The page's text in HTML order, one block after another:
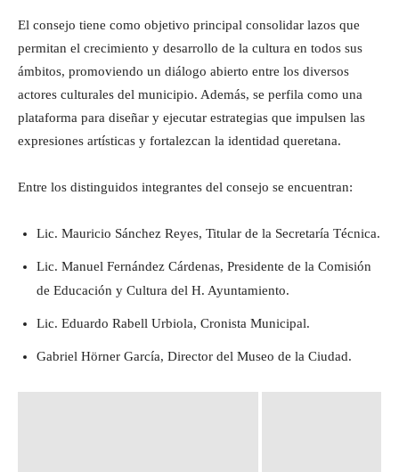
El consejo tiene como objetivo principal consolidar lazos que
permitan el crecimiento y desarrollo de la cultura en todos sus
ámbitos, promoviendo un diálogo abierto entre los diversos
actores culturales del municipio. Además, se perfila como una
plataforma para diseñar y ejecutar estrategias que impulsen las
expresiones artísticas y fortalezcan la identidad queretana.
Entre los distinguidos integrantes del consejo se encuentran:
Lic. Mauricio Sánchez Reyes, Titular de la Secretaría Técnica.
Lic. Manuel Fernández Cárdenas, Presidente de la Comisión
de Educación y Cultura del H. Ayuntamiento.
Lic. Eduardo Rabell Urbiola, Cronista Municipal.
Gabriel Hörner García, Director del Museo de la Ciudad.